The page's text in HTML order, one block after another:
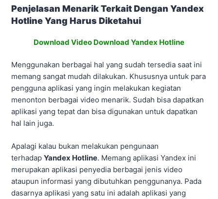
Penjelasan Menarik Terkait Dengan Yandex
Hotline Yang Harus Diketahui
Download Video Download Yandex Hotline
Menggunakan berbagai hal yang sudah tersedia saat ini
memang sangat mudah dilakukan. Khususnya untuk para
pengguna aplikasi yang ingin melakukan kegiatan
menonton berbagai video menarik. Sudah bisa dapatkan
aplikasi yang tepat dan bisa digunakan untuk dapatkan
hal lain juga.
Apalagi kalau bukan melakukan pengunaan
terhadap Yandex Hotline. Memang aplikasi Yandex ini
merupakan aplikasi penyedia berbagai jenis video
ataupun informasi yang dibutuhkan penggunanya. Pada
dasarnya aplikasi yang satu ini adalah aplikasi yang